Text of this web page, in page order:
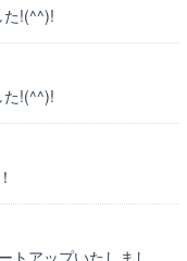
た!(^^)!
た!(^^)!